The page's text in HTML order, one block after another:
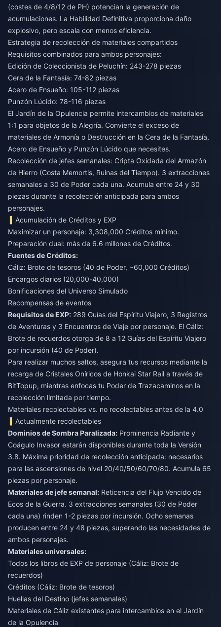
(costes de 4/8/12 de PH) potencian la generación de
acumulaciones. La Habilidad Definitiva proporciona daño
explosivo, pero escala con menos eficiencia.
Estrategia de recolección de materiales compartidos
Requisitos combinados para ambos personajes:
Edición de Coleccionista de Peluchín: 243-278 piezas
Cera de la Fantasía: 74-82 piezas
Acero de Ensueño: 105-112 piezas
Punzón Lúcido: 78-116 piezas
El Jardín de la Opulencia permite intercambios de materiales
1:1 para objetos de la Alegría. Convierte el exceso de
materiales de Armonía o Destrucción en la Cera de la Fantasía,
Acero de Ensueño y Punzón Lúcido que necesites.
Recolección de jefes semanales: Cripta Oxidada del Armazón
de Hierro (Costa Memortis, Ruinas del Tiempo). 3 extracciones
semanales a 30 de Poder cada una. Acumula entre 24 y 30
piezas durante la recolección anticipada para ambos
personajes.
Acumulación de Créditos y EXP
Maximizar un personaje: 3,308,000 Créditos mínimo.
Preparación dual: más de 6.6 millones de Créditos.
Fuentes de Créditos:
Cáliz: Brote de tesoros (40 de Poder, ~60,000 Créditos)
Encargos diarios (20,000-40,000)
Bonificaciones del Universo Simulado
Recompensas de eventos
Requisitos de EXP: 289 Guías del Espíritu Viajero, 3 Registros
de Aventuras y 3 Encuentros de Viaje por personaje. El Cáliz:
Brote de recuerdos otorga de 8 a 12 Guías del Espíritu Viajero
por incursión (40 de Poder).
Para realizar muchos saltos, asegura tus recursos mediante la
recarga de Cristales Oníricos de Honkai Star Rail a través de
BitTopup, mientras enfocas tu Poder de Trazacaminos en la
recolección limitada por tiempo.
Materiales recolectables vs. no recolectables antes de la 4.0
Actualmente recolectables
Dominios de Sombra Paralizada: Prominencia Radiante y
Coágulo Invasor estarán disponibles durante toda la Versión
3.8. Máxima prioridad de recolección anticipada: necesarios
para las ascensiones de nivel 20/40/50/60/70/80. Acumula 65
piezas por personaje.
Materiales de jefe semanal: Reticencia del Flujo Vencido de
Ecos de la Guerra. 3 extracciones semanales (30 de Poder
cada una) rinden 1-2 piezas por incursión. Ocho semanas
producen entre 24 y 48 piezas, superando las necesidades de
ambos personajes.
Materiales universales:
Todos los libros de EXP de personaje (Cáliz: Brote de
recuerdos)
Créditos (Cáliz: Brote de tesoros)
Huellas del Destino (jefes semanales)
Materiales de Cáliz existentes para intercambios en el Jardín
de la Opulencia